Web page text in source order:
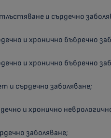
и сърдечно
и хронично бъбречно
и хронично бъбречно
и сърдечно заболяване;
и хронично
заболяване;